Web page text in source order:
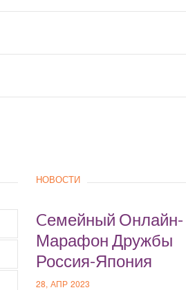
НОВОСТИ
Cемейный Онлайн-
Марафон Дружбы
Россия-Япония
28, АПР 2023